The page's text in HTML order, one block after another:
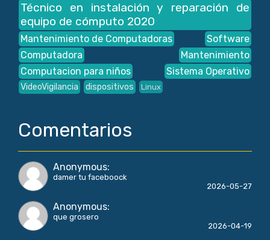
Técnico en instalación y reparación de
equipo de cómputo 2020
Mantenimiento de Computadoras
Software
Computadora
Mantenimiento
Computacion para niños
Sistema Operativo
VideoVigilancia dispositivos Linux
Comentarios
Anonymous:
damer tu faceboock
2026-05-27
Anonymous:
que grosero
2026-04-19